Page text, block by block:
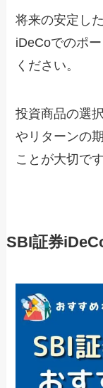
将来の安定し
iDeCoでのポ
ください。
投資商品の選
やリターンの
ことが大切です
SBI証券